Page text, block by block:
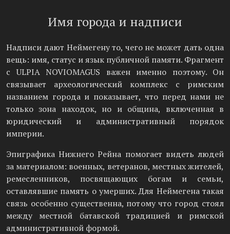
Имя города и надписи
Надписи дают Неймегену то, чего не может дать одна
вещь: имя, статус и язык публичной памяти. Фрагмент
с ULPIA NOVIOMAGUS важен именно поэтому. Он
связывает археологический комплекс с римским
названием города и показывает, что перед нами не
только зона находок, но и община, включенная в
юридический и административный порядок
империи.
Эпиграфика Нижнего Рейна помогает видеть людей
за материалом: военных, ветеранов, местных жителей,
ремесленников, посвящающих богам и семьи,
оставлявшие память о умерших. Для Неймегена такая
связь особенно существенна, потому что город стоял
между местной батавской традицией и римской
административной формой.